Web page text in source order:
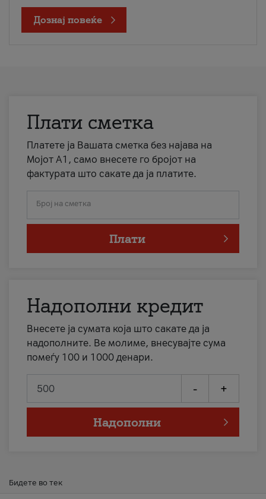
Дознај повеќе
Плати сметка
Платете ја Вашата сметка без најава на
Мојот А1, само внесете го бројот на
фактурата што сакате да ја платите.
Број на сметка
Плати
Надополни кредит
Внесете ја сумата која што сакате да ја
надополните. Ве молиме, внесувајте сума
помеѓу 100 и 1000 денари.
- +
Надополни
Бидете во тек